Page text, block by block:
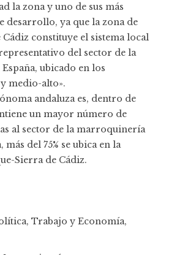
la zona y uno de sus más
desarrollo, ya que la zona de
constituye el sistema local
del sector de la
ubicado en los
medio-alto».
andaluza es, dentro de
un mayor número de
al sector de la marroquinería
más del 75% se ubica en la
Sierra de Cádiz.
, Trabajo y Economía,